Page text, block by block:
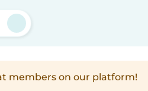
members on our platform!